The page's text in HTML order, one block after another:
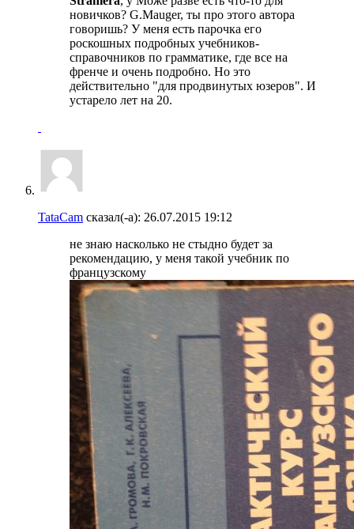
новичков? G.Mauger, ты про этого автора
говоришь? У меня есть парочка его
роскошных подробных учебников-
справочников по грамматике, где все на
френче и очень подробно. Но это
действительно "для продвинутых юзеров". И
устарело лет на 20.
TataCam сказал(-а): 26.07.2015 19:12
не знаю насколько не стыдно будет за
рекомендацию, у меня такой учебник по
французскому